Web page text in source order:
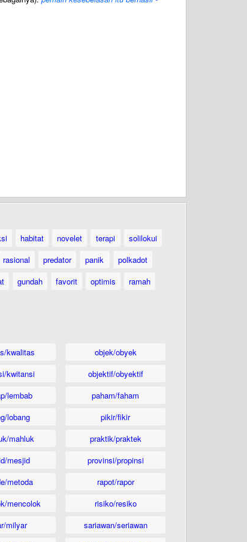
habitat novelet terapi
solilokui
rasional predator panik
polkadot
gundah favorit optimis
ramah
kwalitas
kwitansi
lembab
lobang
mahluk
mesjid
metoda
mencolok
milyar
objek/obyek
objektif/obyektif
paham/faham
pikir/fikir
praktik/praktek
provinsi/propinsi
rapot/rapor
risiko/resiko
sariawan/seriawan